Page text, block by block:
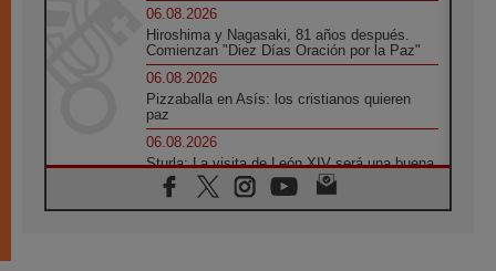
06.08.2026
Hiroshima y Nagasaki, 81 años después.
Comienzan "Diez Días Oración por la Paz"
06.08.2026
Pizzaballa en Asís: los cristianos quieren
paz
06.08.2026
Sturla: La visita de León XIV será una buena
noticia para todo el Uruguay
06.08.2026